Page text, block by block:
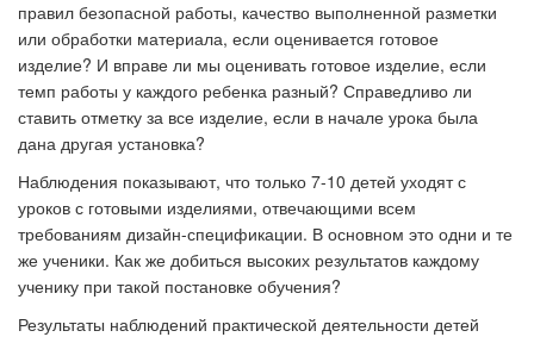
правил безопасной работы, качество выполненной разметки
или обработки материала, если оценивается готовое
изделие? И вправе ли мы оценивать готовое изделие, если
темп работы у каждого ребенка разный? Справедливо ли
ставить отметку за все изделие, если в начале урока была
дана другая установка?
Наблюдения показывают, что только 7-10 детей уходят с
уроков с готовыми изделиями, отвечающими всем
требованиям дизайн-спецификации. В основном это одни и те
же ученики. Как же добиться высоких результатов каждому
ученику при такой постановке обучения?
Результаты наблюдений практической деятельности детей